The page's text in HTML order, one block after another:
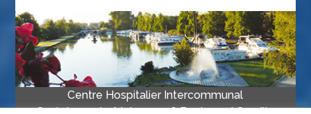
Centre Hospitalier Intercommunal